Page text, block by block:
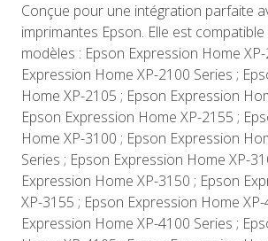
Conçue pour une intégration parfaite
imprimantes Epson. Elle est compatible
modèles : Epson Expression Home
Expression Home XP-2100 Series ;
Home XP-2105 ; Epson Expression
Epson Expression Home XP-2155 ;
Home XP-3100 ; Epson Expression
Series ; Epson Expression Home XP-
Expression Home XP-3150 ; Epson
XP-3155 ; Epson Expression Home
Expression Home XP-4100 Series ;